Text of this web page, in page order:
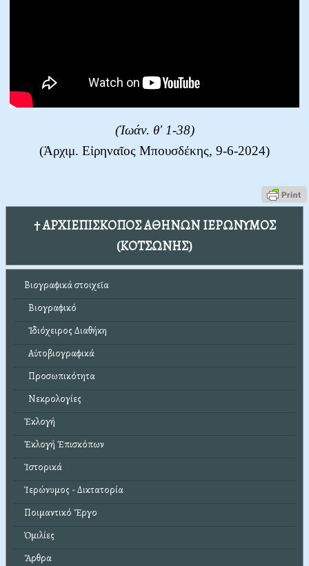
(Ἰωάν. θ' 1-38)
(Ἀρχιμ. Εἰρηναῖος Μπουσδέκης, 9-6-2024)
† ΑΡΧΙΕΠΙΣΚΟΠΟΣ ΑΘΗΝΩΝ ΙΕΡΩΝΥΜΟΣ
(ΚΟΤΣΩΝΗΣ)
Βιογραφικά στοιχεῖα
Βιογραφικό
Ἰδιόχειρος Διαθήκη
Αὐτοβιογραφικά
Προσωπικότητα
Νεκρολογίες
Ἐκλογή
Ἐκλογή Ἐπισκόπων
Ἱστορικά
Ἱερώνυμος - Δικτατορία
Ποιμαντικό Ἔργο
Ὁμιλίες
Ἄρθρα